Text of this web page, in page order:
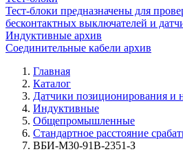
Тест-блоки предназначены для
бесконтактных выключателей и
Индуктивные архив
Соединительные кабели архив
Главная
Каталог
Датчики позиционирования и
Индуктивные
Общепромышленные
Стандартное расстояние
ВБИ-М30-91В-2351-З